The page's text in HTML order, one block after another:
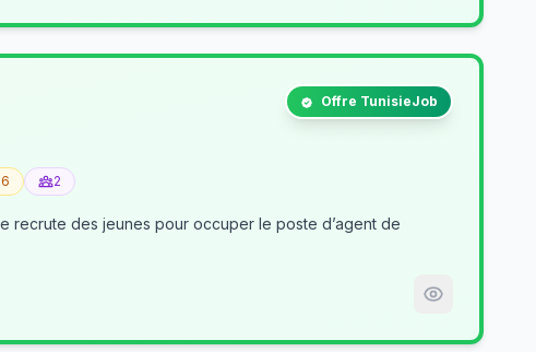
Offre TunisieJob
2
d’agent de